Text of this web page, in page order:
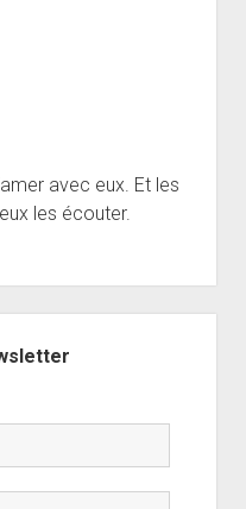
avec eux. Et les
les écouter.